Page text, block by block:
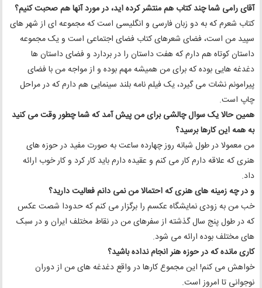
آقای رامی شما چند کتاب هم منتشر کرده اید، در مورد آنها هم صحبت کنیم؟
کتاب شعرم که به دو زبان فارسی و انگلیسی است که مجموعه ای از شهر های
سپید من است، فضای شعرهای کتاب فضای اجتماعی است و یک مجموعه
داستان کوتاه هم دارم که هفت داستان را در بردارد و فضای داستان ها
دغدغه هایی بوده که برای من همیشه مهم بوده و از مواجه من با فضای
پیرامونم نشات می‌ گیرد، یک فیلم نامه بلند سینمایی هم دارم که در مراحل
چاپ است.
همین حالا یک سوال چالشی برای من پیش آمد که شما چطور وقت می کنید
به همه این کارها برسید؟
من معمولا در طول شبانه روز چهارده ساعت به صورت مفید در حوزه های
هنری که علاقه دارم کار می کنم و عقیده دارم باید کار کرد و کار خوب ارائه
داد.
و در چه زمینه های هنری که احتمالا من نمی دانم فعالیت دارید؟
خب من به زودی نمایشگاه عکسم را برگزار می کنم که حدودا شصت عکس
که در طول پنج سال گذشته از سفرهای من در نقاط مختلف ایران و در سبک
های مختلف بوده ارائه می شود.
کاری مانده که در حوزه هنر انجام نداده باشید؟
خواهش می کنم! این مجموع کارها در واقع دغدغه های من از دوران
نوجوانی تا امروز است.